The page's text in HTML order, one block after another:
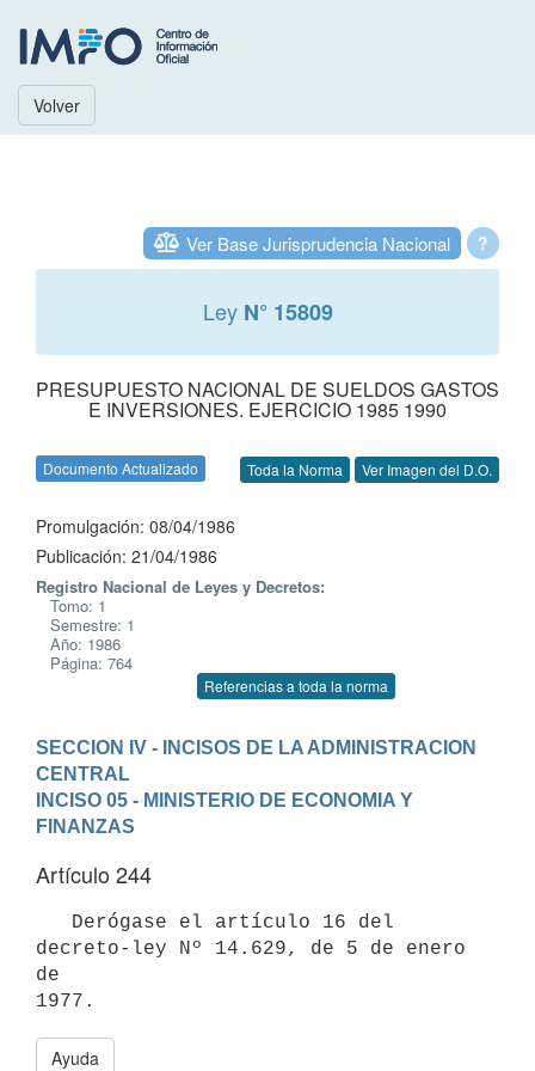
Volver
?
Ver Base Jurisprudencia Nacional
Ley N° 15809
PRESUPUESTO NACIONAL DE SUELDOS GASTOS
E INVERSIONES. EJERCICIO 1985 1990
Documento Actualizado Toda la Norma Ver Imagen del D.O.
Promulgación: 08/04/1986
Publicación: 21/04/1986
Registro Nacional de Leyes y Decretos:
Tomo: 1
Semestre: 1
Año: 1986
Página: 764
Referencias a toda la norma
SECCION IV - INCISOS DE LA ADMINISTRACION
CENTRAL
INCISO 05 - MINISTERIO DE ECONOMIA Y
FINANZAS
Artículo 244
decreto-ley Nº 14.629, de 5 de enero
de
Ayuda